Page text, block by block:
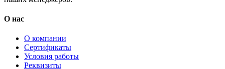
О нас
О компании
Сертификаты
Условия работы
Реквизиты